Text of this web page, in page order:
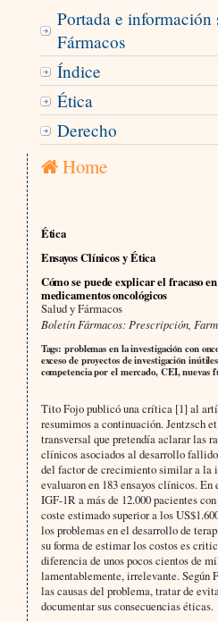
Portada e
Fármacos
Índice
Ética
Derecho
Home
Ética
Ensayos Clínicos y Ética
Cómo se puede explicar el fracaso
medicamentos oncológicos
Salud y Fármacos
Boletín Fármacos: Prescripción,
Tags: problemas en la investigación con
exceso de proyectos de investigación
competencia por el mercado, CEI, nuevas
Tito Fojo publicó una crítica [1] al
resumimos a continuación. Jentzsch
transversal que pretendía aclarar las
clínicos asociados al desarrollo
del factor de crecimiento similar a la
evaluaron en 183 ensayos clínicos. En
IGF-1R a más de 12.000 pacientes
coste estimado superior a los
los problemas en el desarrollo de
su forma de estimar los costos es
diferencia de unos pocos cientos de
lamentablemente, irrelevante. Según
las causas del problema, tratar de
documentar sus consecuencias éticas.